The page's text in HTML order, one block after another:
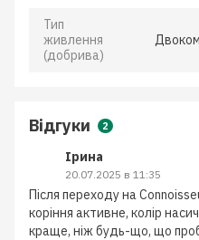
Тип
живлення
(добрива)
Відгуки 2
Ірина
20.07.2025 в 11:35
Після переходу на
коріння активне, колір
краще, ніж будь-що, що